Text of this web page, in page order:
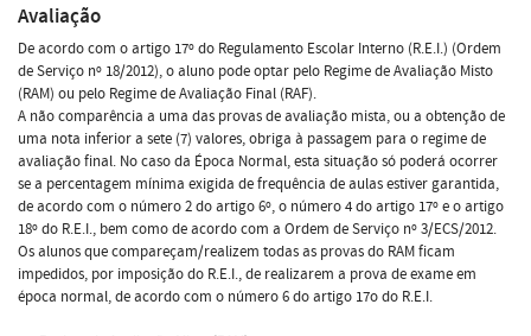
Avaliação
De acordo com o artigo 17º do Regulamento Escolar Interno (R.E.I.) (Ordem
de Serviço nº 18/2012), o aluno pode optar pelo Regime de Avaliação Misto
(RAM) ou pelo Regime de Avaliação Final (RAF).
A não comparência a uma das provas de avaliação mista, ou a obtenção de
uma nota inferior a sete (7) valores, obriga à passagem para o regime de
avaliação final. No caso da Época Normal, esta situação só poderá ocorrer
se a percentagem mínima exigida de frequência de aulas estiver garantida,
de acordo com o número 2 do artigo 6º, o número 4 do artigo 17º e o artigo
18º do R.E.I., bem como de acordo com a Ordem de Serviço nº 3/ECS/2012.
Os alunos que compareçam/realizem todas as provas do RAM ficam
impedidos, por imposição do R.E.I., de realizarem a prova de exame em
época normal, de acordo com o número 6 do artigo 17o do R.E.I.